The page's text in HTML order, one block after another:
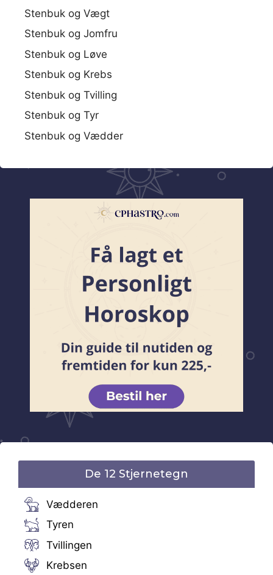
Stenbuk og Vægt
Stenbuk og Jomfru
Stenbuk og Løve
Stenbuk og Krebs
Stenbuk og Tvilling
Stenbuk og Tyr
Stenbuk og Vædder
De 12 Stjernetegn
Vædderen
Tyren
Tvillingen
Krebsen